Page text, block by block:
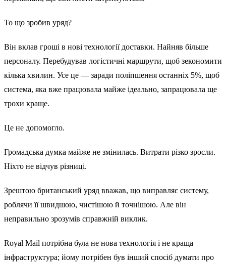
То що зробив уряд?
Він вклав гроші в нові технології доставки. Найняв більше
персоналу. Перебудував логістичні маршрути, щоб зекономити
кілька хвилин. Усе це — заради поліпшення останніх 5%, щоб
система, яка вже працювала майже ідеально, запрацювала ще
трохи краще.
Це не допомогло.
Громадська думка майже не змінилась. Витрати різко зросли.
Ніхто не відчув різниці.
Зрештою британський уряд вважав, що виправляє систему,
роблячи її швидшою, чистішою й точнішою. Але він
неправильно зрозумів справжній виклик.
Royal Mail потрібна була не нова технологія і не краща
інфраструктура; йому потрібен був інший спосіб думати про